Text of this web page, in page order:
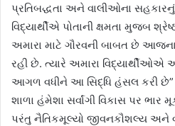
પ્રતિબદ્ધતા અને વાલીઓના
વિદ્યાર્થીએ પોતાની ક્ષમતા મુજબ
અમારા માટે ગૌરવની બાબત છે
રહી છે. ત્યારે અમારા વિદ્યાર્થીઓએ
આગળ વધીને આ સિદ્ધિ હંસલ કરી છે”
શાળા હંમેશા સર્વાંગી વિકાસ પર
પરંતુ નૈતિકમૂલ્યો જીવનકૌશલ્ય અને